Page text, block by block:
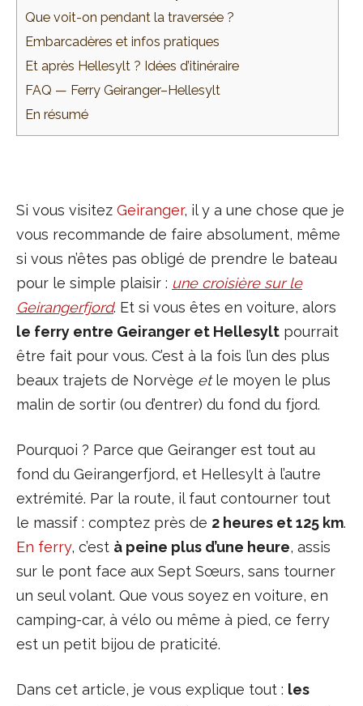
Que voit-on pendant la traversée ?
Embarcadères et infos pratiques
Et après Hellesylt ? Idées d’itinéraire
FAQ — Ferry Geiranger–Hellesylt
En résumé
Si vous visitez Geiranger, il y a une chose que je
vous recommande de faire absolument, même
si vous n’êtes pas obligé de prendre le bateau
pour le simple plaisir : une croisière sur le
Geirangerfjord. Et si vous êtes en voiture, alors
le ferry entre Geiranger et Hellesylt pourrait
être fait pour vous. C’est à la fois l’un des plus
beaux trajets de Norvège etle moyen le plus
malin de sortir (ou d’entrer) du fond du fjord.
Pourquoi ? Parce que Geiranger est tout au
fond du Geirangerfjord, et Hellesylt à l’autre
extrémité. Par la route, il faut contourner tout
le massif : comptez près de 2 heures et 125 km.
En ferry, c’est à peine plus d’une heure, assis
sur le pont face aux Sept Sœurs, sans tourner
un seul volant. Que vous soyez en voiture, en
camping-car, à vélo ou même à pied, ce ferry
est un petit bijou de praticité.
Dans cet article, je vous explique tout : les